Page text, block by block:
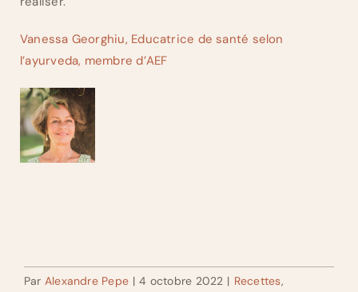
Vanessa Georghiu, Educatrice de santé selon
l’ayurveda, membre d’AEF
Par Alexandre Pepe | 4 octobre 2022 | Recettes,